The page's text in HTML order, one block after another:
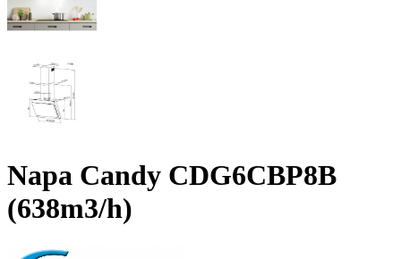
Napa Candy CDG6CBP8B
(638m3/h)